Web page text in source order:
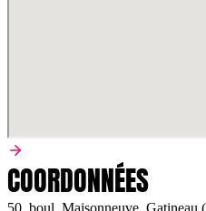
COORDONNÉES
50, boul. Maisonneuve, Gatineau